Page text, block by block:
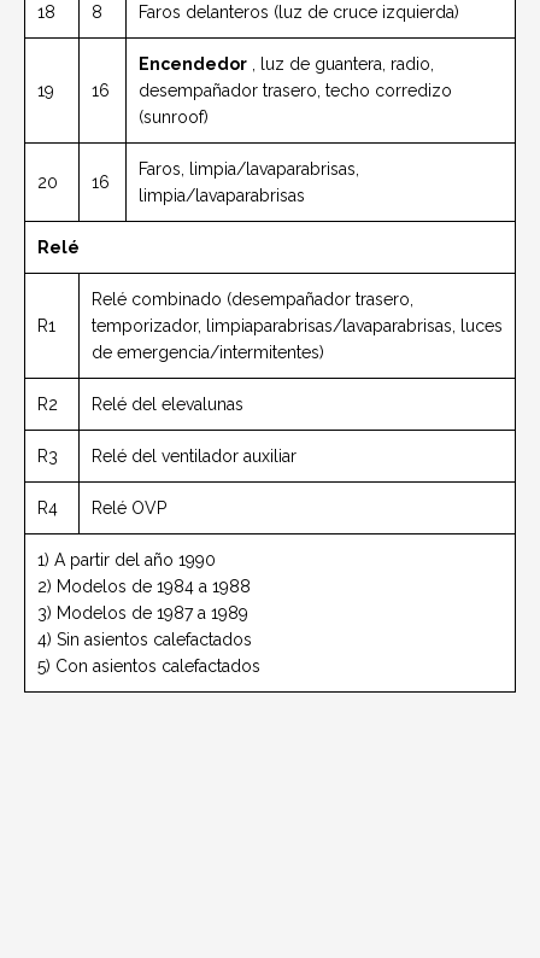
18 8 Faros delanteros (luz de cruce izquierda)
19 16
Encendedor , luz de guantera, radio,
desempañador trasero, techo corredizo
(sunroof)
20 16
Faros, limpia/lavaparabrisas,
limpia/lavaparabrisas
Relé
R1
Relé combinado (desempañador trasero,
temporizador, limpiaparabrisas/lavaparabrisas, luces
de emergencia/intermitentes)
R2 Relé del elevalunas
R3 Relé del ventilador auxiliar
R4 Relé OVP
1) A partir del año 1990
2) Modelos de 1984 a 1988
3) Modelos de 1987 a 1989
4) Sin asientos calefactados
5) Con asientos calefactados